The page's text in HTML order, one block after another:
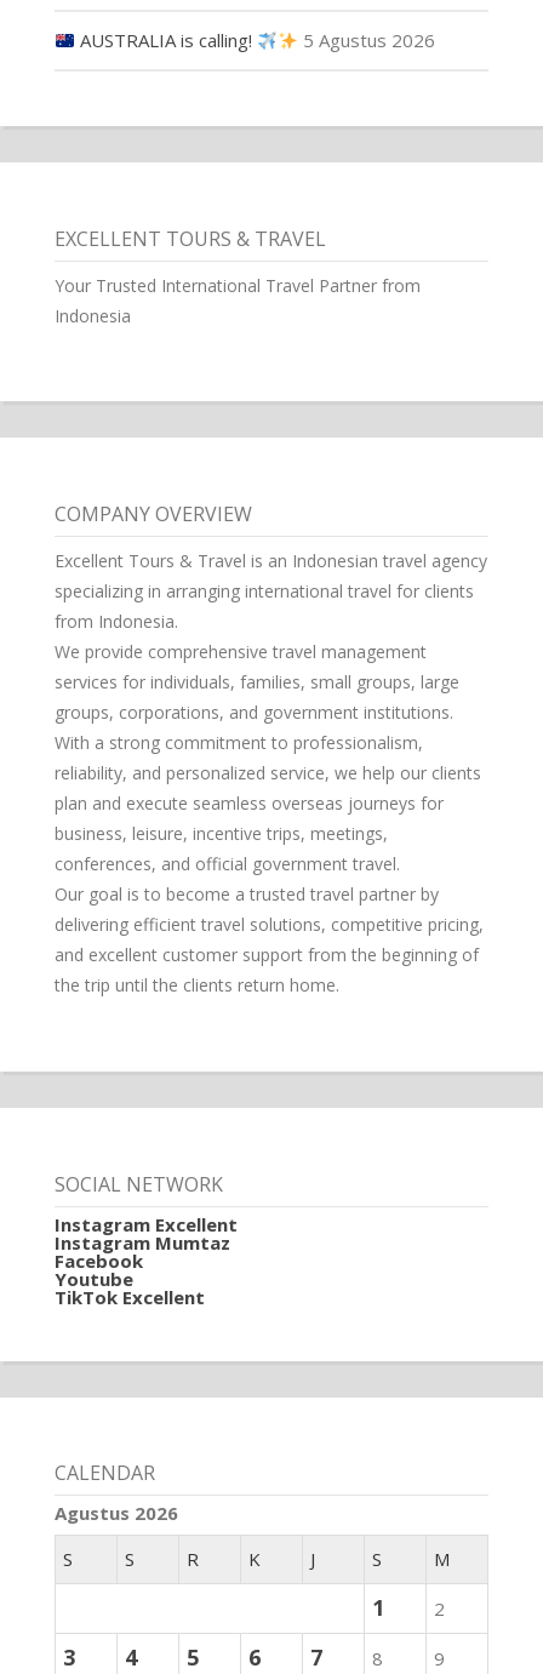
AUSTRALIA is calling! 5 Agustus 2026
EXCELLENT TOURS & TRAVEL
Your Trusted International Travel Partner from
Indonesia
COMPANY OVERVIEW
Excellent Tours & Travel is an Indonesian travel agency
specializing in arranging international travel for clients
from Indonesia.
We provide comprehensive travel management
services for individuals, families, small groups, large
groups, corporations, and government institutions.
With a strong commitment to professionalism,
reliability, and personalized service, we help our clients
plan and execute seamless overseas journeys for
business, leisure, incentive trips, meetings,
conferences, and official government travel.
Our goal is to become a trusted travel partner by
delivering efficient travel solutions, competitive pricing,
and excellent customer support from the beginning of
the trip until the clients return home.
SOCIAL NETWORK
Instagram Excellent
Instagram Mumtaz
Facebook
Youtube
TikTok Excellent
CALENDAR
Agustus 2026
S
S R K J S M
1 2
3 4 5 6 7 8
9